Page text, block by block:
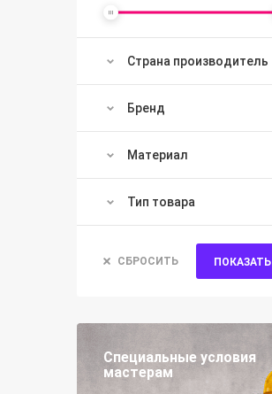
Страна производитель
Бренд
Материал
Тип товара
СБРОСИТЬ ПОКАЗАТЬ
Специальные условия
мастерам